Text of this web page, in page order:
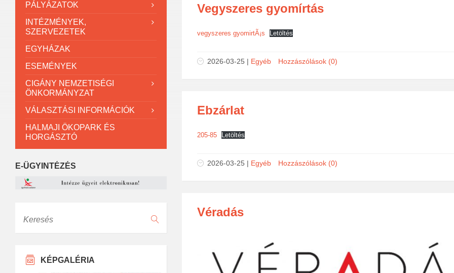
Vegyszeres gyomírtás
vegyszeres gyomirtÃ¡s Letöltés
2026-03-25 | Egyéb Hozzászólások (0)
Ebzárlat
205-85 Letöltés
2026-03-25 | Egyéb Hozzászólások (0)
Véradás
PÁLYÁZATOK
INTÉZMÉNYEK,
SZERVEZETEK
EGYHÁZAK
ESEMÉNYEK
CIGÁNY NEMZETISÉGI
ÖNKORMÁNYZAT
VÁLASZTÁSI INFORMÁCIÓK
HALMAJI ÖKOPARK ÉS
HORGÁSZTÓ
E-ÜGYINTÉZÉS
KÉPGALÉRIA